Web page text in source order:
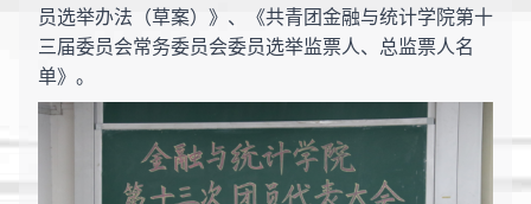
员选举办法（草案）》、《共青团金融与统计学院第十
三届委员会常务委员会委员选举监票人、总监票人名
单》 。